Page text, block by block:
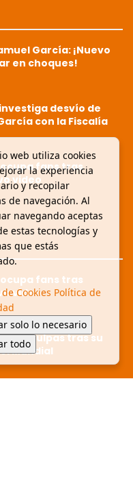
García: ¡Nuevo
en choques!
desvío de
con la Fiscalía
fans tras
video
fans tras
video
disculpas tras su
Mundial
web utiliza cookies
la experiencia
y recopilar
de navegación. Al
navegando aceptas
estas tecnologías y
que estás
Cookies Política de
solo lo necesario
todo